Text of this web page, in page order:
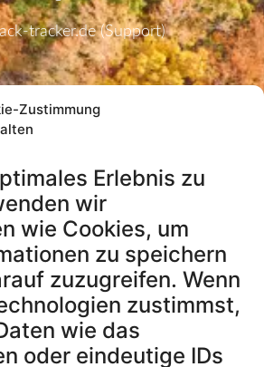
Zustimmung
Erlebnis zu
wir
wie Cookies, um
zu speichern
zuzugreifen. Wenn
zustimmst,
wie das
oder eindeutige IDs
tracker.de (Support)